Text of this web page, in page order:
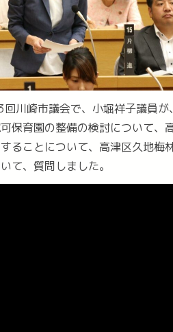
川崎市議会で、小堀祥子議員が
保育園の整備の検討について、
ることについて、高津区久地梅
て、質問しました。